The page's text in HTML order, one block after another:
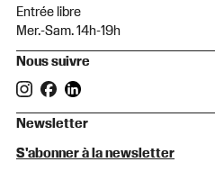
Entrée libre
Mer.-Sam. 14h-19h
Nous suivre
Newsletter
S'abonner à la newsletter